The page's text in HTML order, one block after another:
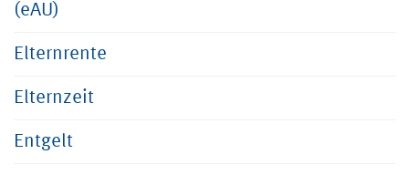
(eAU)
Elternrente
Elternzeit
Entgelt